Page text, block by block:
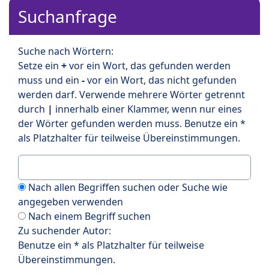
Suchanfrage
Suche nach Wörtern:
Setze ein +vor ein Wort, das gefunden werden
muss und ein -vor ein Wort, das nicht gefunden
werden darf. Verwende mehrere Wörter getrennt
durch | innerhalb einer Klammer, wenn nur eines
der Wörter gefunden werden muss. Benutze ein *
als Platzhalter für teilweise Übereinstimmungen.
Nach allen Begriffen suchen oder Suche wie
angegeben verwenden
Nach einem Begriff suchen
Zu suchender Autor:
Benutze ein * als Platzhalter für teilweise
Übereinstimmungen.